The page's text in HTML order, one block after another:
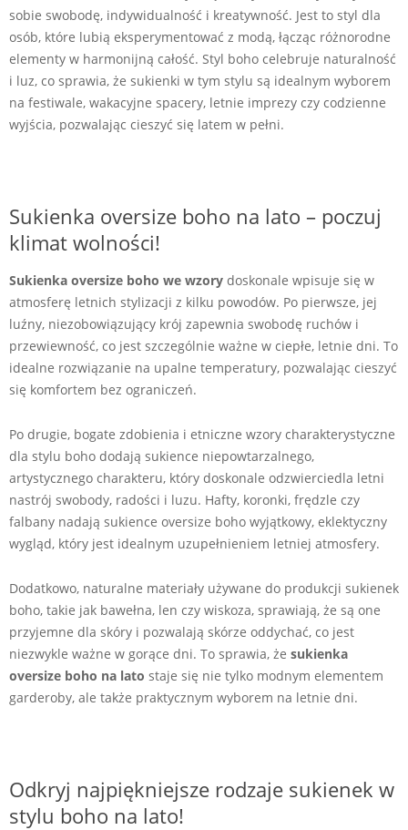
sobie swobodę, indywidualność i kreatywność. Jest to styl dla
osób, które lubią eksperymentować z modą, łącząc różnorodne
elementy w harmonijną całość. Styl boho celebruje naturalność
i luz, co sprawia, że sukienki w tym stylu są idealnym wyborem
na festiwale, wakacyjne spacery, letnie imprezy czy codzienne
wyjścia, pozwalając cieszyć się latem w pełni.
Sukienka oversize boho na lato – poczuj
klimat wolności!
Sukienka oversize boho we wzory doskonale wpisuje się w
atmosferę letnich stylizacji z kilku powodów. Po pierwsze, jej
luźny, niezobowiązujący krój zapewnia swobodę ruchów i
przewiewność, co jest szczególnie ważne w ciepłe, letnie dni. To
idealne rozwiązanie na upalne temperatury, pozwalając cieszyć
się komfortem bez ograniczeń.
Po drugie, bogate zdobienia i etniczne wzory charakterystyczne
dla stylu boho dodają sukience niepowtarzalnego,
artystycznego charakteru, który doskonale odzwierciedla letni
nastrój swobody, radości i luzu. Hafty, koronki, frędzle czy
falbany nadają sukience oversize boho wyjątkowy, eklektyczny
wygląd, który jest idealnym uzupełnieniem letniej atmosfery.
Dodatkowo, naturalne materiały używane do produkcji sukienek
boho, takie jak bawełna, len czy wiskoza, sprawiają, że są one
przyjemne dla skóry i pozwalają skórze oddychać, co jest
niezwykle ważne w gorące dni. To sprawia, że sukienka
oversize boho na lato staje się nie tylko modnym elementem
garderoby, ale także praktycznym wyborem na letnie dni.
Odkryj najpiękniejsze rodzaje sukienek w
stylu boho na lato!